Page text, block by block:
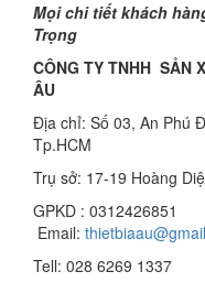
Mọi chi tiết khách
Trọng
CÔNG TY TNHH SẢN
ÂU
Địa chỉ: Số 03, An Phú
Tp.HCM
Trụ sở: 17-19 Hoàng
GPKD :
Email:
Tell: 028 6269